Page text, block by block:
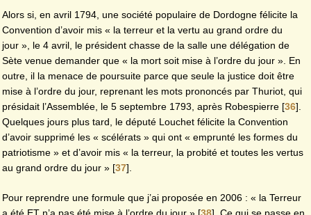
Alors si, en avril 1794, une société populaire de Dordogne félicite la
Convention d’avoir mis « la terreur et la vertu au grand ordre du
jour », le 4 avril, le président chasse de la salle une délégation de
Sète venue demander que « la mort soit mise à l’ordre du jour ». En
outre, il la menace de poursuite parce que seule la justice doit être
mise à l’ordre du jour, reprenant les mots prononcés par Thuriot, qui
présidait l’Assemblée, le 5 septembre 1793, après Robespierre [36]
Quelques jours plus tard, le député Louchet félicite la Convention
d’avoir supprimé les « scélérats » qui ont « emprunté les formes du
patriotisme » et d’avoir mis « la terreur, la probité et toutes les vertus
au grand ordre du jour » [37]
Pour reprendre une formule que j’ai proposée en 2006 : « la Terreur